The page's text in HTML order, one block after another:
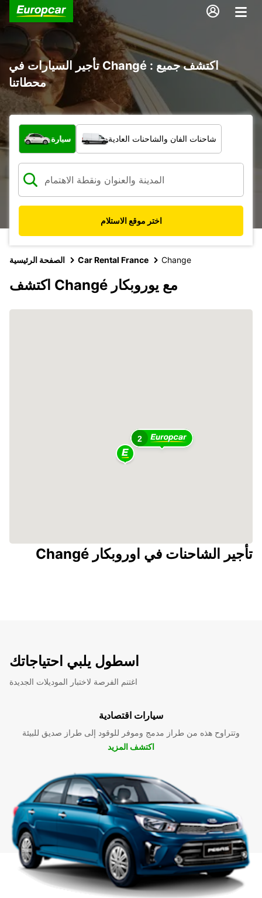
تأجير السيارات في Changé : اكتشف جميع
محطاتنا
ما نوع المركبة؟
سيارة شاحنات الفان والشاحنات العادية
اختر موقع الاستلام
الصفحة الرئيسية Car Rental France Change
اكتشف Changé مع يوروبكار
2
تأجير الشاحنات في اوروبكار Changé
اسطول يلبي احتياجاتك
اغتنم الفرصة لاختبار الموديلات الجديدة
سيارات اقتصادية
وتتراوح هذه من طراز مدمج وموفر للوقود إلى طراز صديق للبيئة
اكتشف المزيد